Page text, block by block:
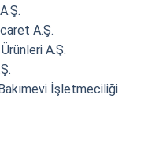
A.Ş.
A.Ş.
İşletmeciliği